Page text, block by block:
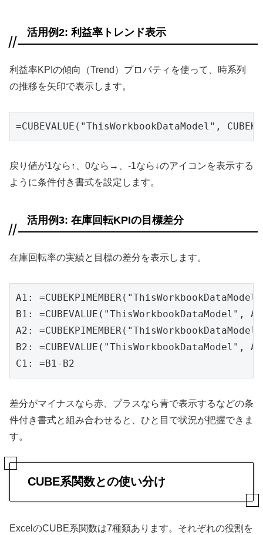
活用例2: 利益率トレンド表示
利益率KPIの傾向（Trend）プロパティを使って、時系列
の推移を矢印で表示します。
=CUBEVALUE("ThisWorkbookDataModel",
戻り値が1なら↑、0なら→、-1なら↓のアイコンを表示する
ように条件付き書式を設定します。
活用例3: 在庫回転KPIの目標差分
在庫回転率の実績と目標の差分を表示します。
A1:
B1: =CUBEVALUE("ThisWorkbookDataModel",
A2:
B2: =CUBEVALUE("ThisWorkbookDataModel",
C1: =B1-B2
差分がマイナスなら赤、プラスなら青で表示するなどの条
件付き書式と組み合わせると、ひと目で状況が把握できま
す。
CUBE系関数との使い分け
ExcelのCUBE系関数は7種類あります。それぞれの役割を